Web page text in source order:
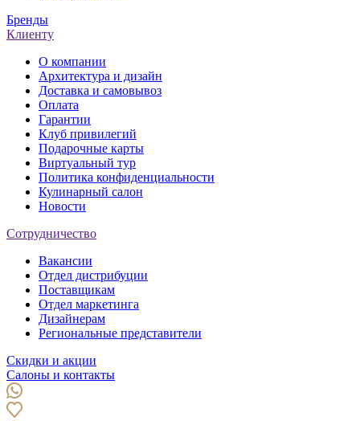
Бренды
Клиенту
О компании
Архитектура и дизайн
Доставка и самовывоз
Оплата
Гарантии
Клуб привилегий
Подарочные карты
Виртуальный тур
Политика конфиденциальности
Кулинарный салон
Новости
Сотрудничество
Вакансии
Отдел дистрибуции
Поставщикам
Отдел маркетинга
Дизайнерам
Региональные представители
Скидки и акции
Салоны и контакты